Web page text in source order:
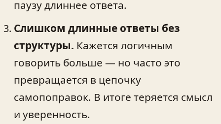
паузу длиннее ответа.
Слишком длинные ответы без
структуры. Кажется логичным
говорить больше — но часто это
превращается в цепочку
самопоправок. В итоге теряется смысл
и уверенность.